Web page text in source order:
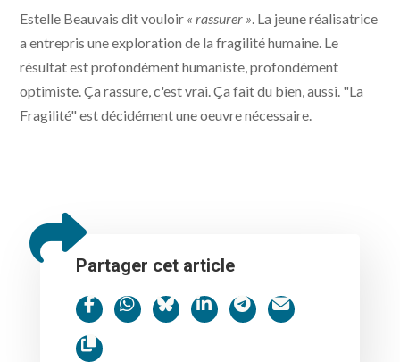
Estelle Beauvais dit vouloir « rassurer » . La jeune réalisatrice
a entrepris une exploration de la fragilité humaine. Le
résultat est profondément humaniste, profondément
optimiste. Ça rassure, c'est vrai. Ça fait du bien, aussi. "La
Fragilité" est décidément une oeuvre nécessaire.
Partager cet article